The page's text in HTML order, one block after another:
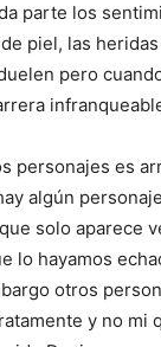
parte los
piel, las
pero
personajes es
algún
solo aparece
lo hayamos
otros
y no mi